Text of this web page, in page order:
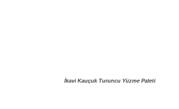
İkavi Kauçuk Turuncu Yüzme Paleti